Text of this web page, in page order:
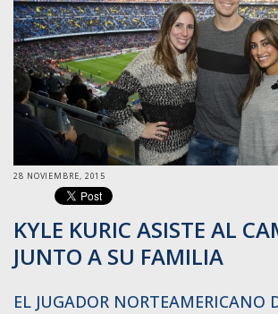
28 NOVIEMBRE, 2015
KYLE KURIC ASISTE AL
JUNTO A SU FAMILIA
EL JUGADOR NORTEAMERICANO